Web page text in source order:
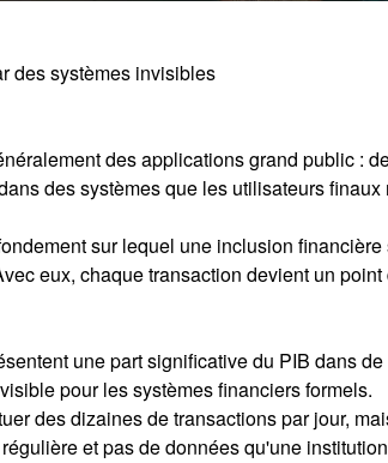
des systèmes invisibles
des applications grand public :
des systèmes que les utilisateurs
sur lequel une inclusion
eux, chaque transaction devient un
une part significative du PIB dans
pour les systèmes financiers formels.
des dizaines de transactions par jour,
et pas de données qu'une